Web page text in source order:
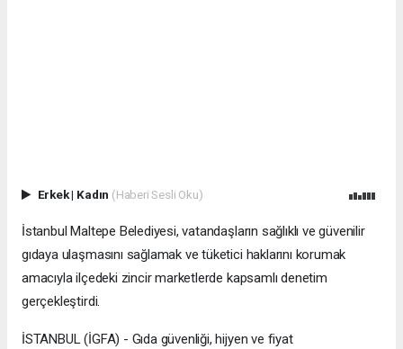
Erkek| Kadın (Haberi Sesli Oku)
İstanbul Maltepe Belediyesi, vatandaşların sağlıklı ve güvenilir
gıdaya ulaşmasını sağlamak ve tüketici haklarını korumak
amacıyla ilçedeki zincir marketlerde kapsamlı denetim
gerçekleştirdi.
İSTANBUL (İGFA) - Gıda güvenliği, hijyen ve fiyat